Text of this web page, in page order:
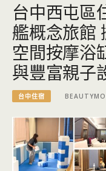
台中西屯區
艦概念旅館
空間按摩浴
與豐富親子
台中住宿